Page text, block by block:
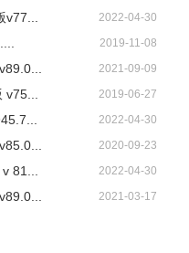
2022-04-30
2019-11-08
2021-09-09
2019-06-27
2022-04-30
2020-09-23
81... 2022-04-30
2021-03-17